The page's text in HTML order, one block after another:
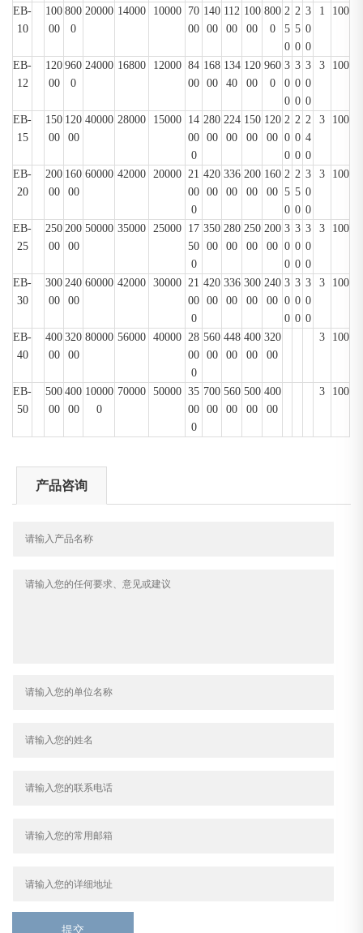
EB-
10
100
00
800
0
20000 14000 10000
70
00
140
00
112
00
100
00
800
0
2
5
0
2
5
0
3
0
0
1 100
EB-
12
120
00
960
0
24000 16800 12000 84
00
168
00
134
40
120
00
960
0
3
0
0
3
0
0
3
0
0
3 100
EB-
15
150
00
120
00
40000 28000 15000
14
00
0
280
00
224
00
150
00
120
00
2
0
0
2
0
0
2
4
0
3 100
EB-
20
200
00
160
00
60000 42000 20000 21
00
0
420
00
336
00
200
00
160
00
2
5
0
2
5
0
3
0
0
3 100
EB-
25
250
00
200
00
50000 35000 25000
17
50
0
350
00
280
00
250
00
200
00
3
0
0
3
0
0
3
0
0
3 100
EB-
30
300
00
240
00
60000 42000 30000 21
00
0
420
00
336
00
300
00
240
00
3
0
0
3
0
0
3
0
0
3 100
EB-
40
400
00
320
00
80000 56000 40000 28
00
0
560
00
448
00
400
00
320
00
3 100
EB-
50
500
00
400
00
10000
0
70000 50000 35
00
0
700
00
560
00
500
00
400
00
3 100
产品咨询
提交